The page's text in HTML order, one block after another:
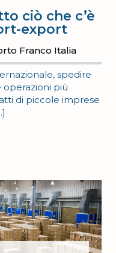
ciò che c’è
export
Franco Italia
spedire
più
di piccole imprese